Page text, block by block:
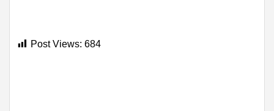
Post Views: 684